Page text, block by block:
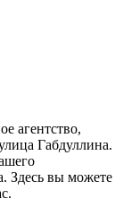
агентство,
Габдуллина.
Здесь вы можете